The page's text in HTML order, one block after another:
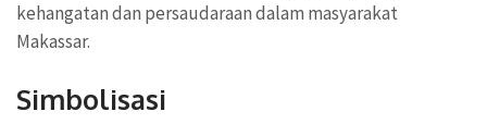
kehangatan dan persaudaraan dalam masyarakat
Makassar.
Simbolisasi